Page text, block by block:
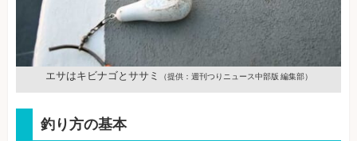
エサはキビナゴとササミ （提供：週刊つりニュース中部版 編集部）
釣り方の基本